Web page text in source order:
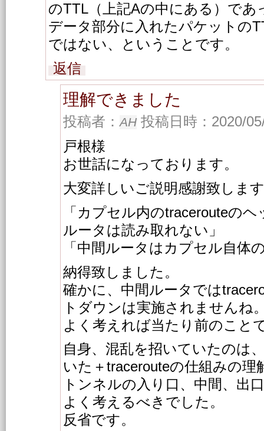
のTTL（上記Aの中にある）であ
データ部分に入れたパケットの
ではない、ということです。
返信
理解できました
投稿者：AH投稿日時：2020/
戸根様
お世話になっております。
大変詳しいご説明感謝致しま
「カプセル内のtracerouteの
ルータは読み取れない」
「中間ルータはカプセル自体
納得致しました。
確かに、中間ルータでは
トダウンは実施されませんね
よく考えれば当たり前のこと
自身、混乱を招いていたのは
いた＋tracerouteの仕組みの
トンネルの入り口、中間、出
よく考えるべきでした。
反省です。